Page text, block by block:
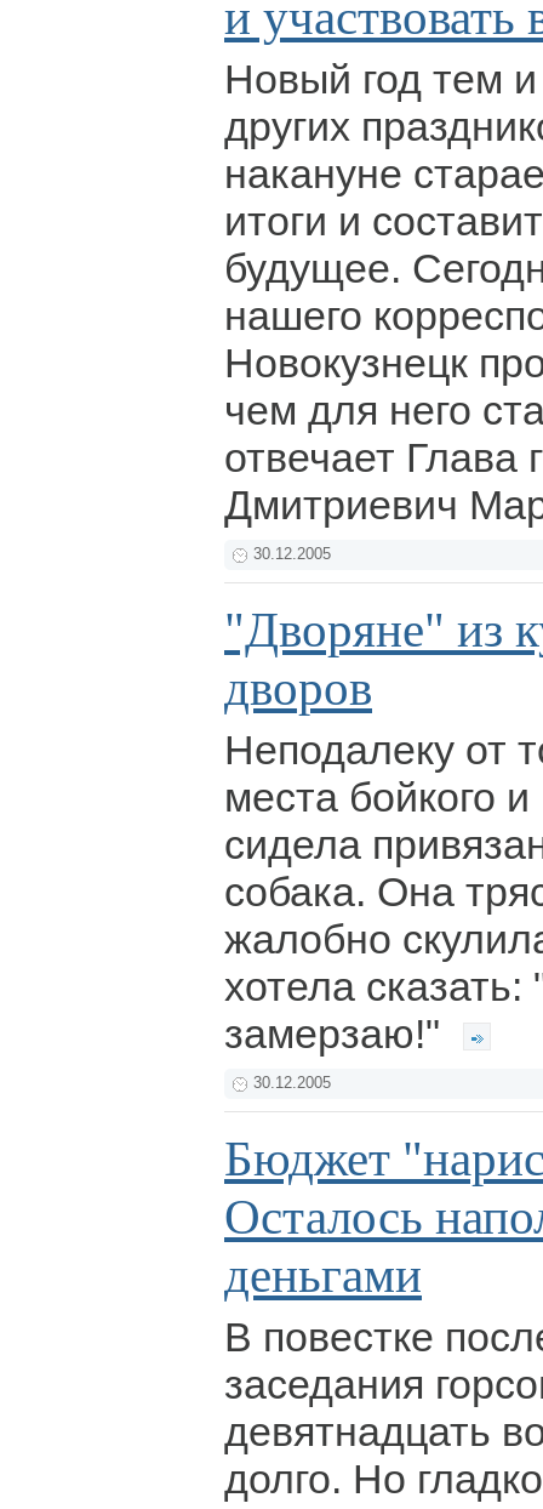
и участвовать
Новый год тем и
других
накануне
итоги и
будущее.
нашего
Новокузнецк
чем для него
отвечает Глава
Дмитриевич
30.12.2005
"Дворяне" из
дворов
Неподалеку от
места бойкого
сидела
собака. Она
жалобно
хотела
замерзаю!"
30.12.2005
Бюджет
Осталось
деньгами
В повестке
заседания
девятнадцать
долго. Но